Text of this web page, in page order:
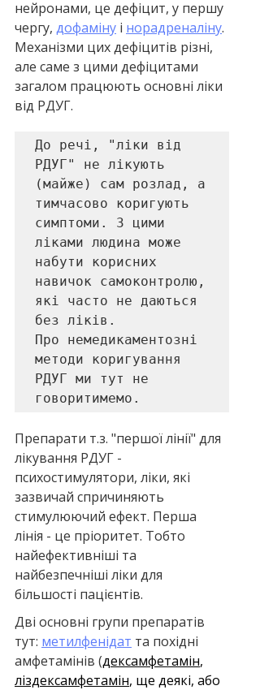
нейронами, це дефіцит, у першу
чергу, дофаміну і норадреналіну.
Механізми цих дефіцитів різні,
але саме з цими дефіцитами
загалом працюють основні ліки
від РДУГ.
До речі, "ліки від
РДУГ" не лікують
(майже) сам розлад, а
тимчасово коригують
симптоми. З цими
ліками людина може
набути корисних
навичок самоконтролю,
які часто не даються
без ліків.
Про немедикаментозні
методи коригування
РДУГ ми тут не
говоритимемо.
Препарати т.з. "першої лінії" для
лікування РДУГ -
психостимулятори, ліки, які
зазвичай спричиняють
стимулюючий ефект. Перша
лінія - це пріоритет. Тобто
найефективніші та
найбезпечніші ліки для
більшості пацієнтів.
Дві основні групи препаратів
тут: метилфенідат та похідні
амфетамінів (дексамфетамін,
ліздексамфетамін, ще деякі, або